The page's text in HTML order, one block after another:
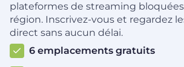
plateformes de streaming
région. Inscrivez-vous et regardez
direct sans aucun délai.
6 emplacements gratuits